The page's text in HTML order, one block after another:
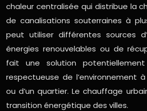
chaleur centralisée qui distribue la
de canalisations souterraines à
peut utiliser différentes sources
énergies renouvelables ou de
fait une solution
respectueuse de l’environnement à
ou d’un quartier. Le chauffage
transition énergétique des villes.